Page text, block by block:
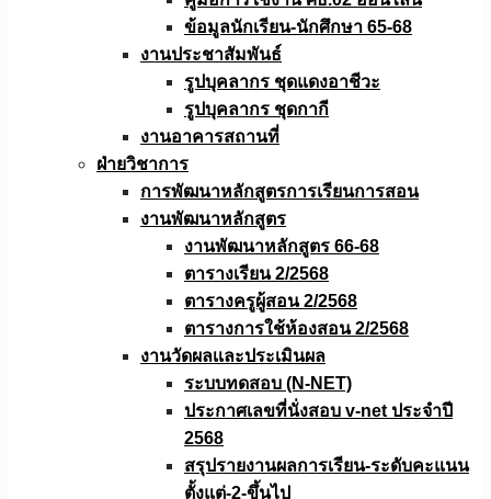
ข้อมูลนักเรียน-นักศึกษา 65-68
งานประชาสัมพันธ์
รูปบุคลากร ชุดแดงอาชีวะ
รูปบุคลากร ชุดกากี
งานอาคารสถานที่
ฝ่ายวิชาการ
การพัฒนาหลักสูตรการเรียนการสอน
งานพัฒนาหลักสูตร
งานพัฒนาหลักสูตร 66-68
ตารางเรียน 2/2568
ตารางครูผู้สอน 2/2568
ตารางการใช้ห้องสอน 2/2568
งานวัดผลเเละประเมินผล
ระบบทดสอบ (N-NET)
ประกาศเลขที่นั่งสอบ v-net ประจำปี
2568
สรุปรายงานผลการเรียน-ระดับคะแนน
ตั้งแต่-2-ขึ้นไป